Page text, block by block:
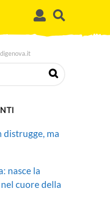
distrugge, ma
nasce la
cuore della